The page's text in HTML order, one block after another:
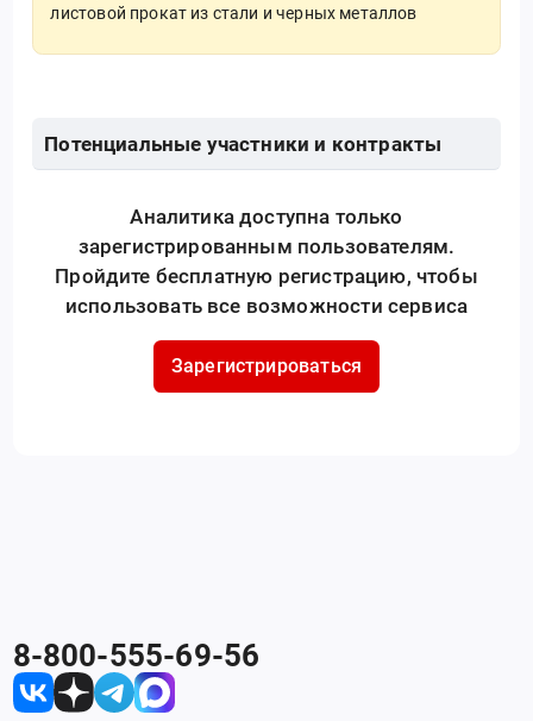
листовой прокат из стали и черных металлов
Потенциальные участники и контракты
Аналитика доступна только
зарегистрированным пользователям.
Пройдите бесплатную регистрацию, чтобы
использовать все возможности сервиса
Зарегистрироваться
8-800-555-69-56